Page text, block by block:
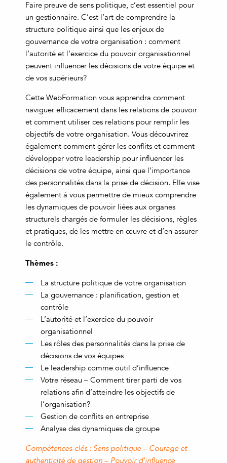
Faire preuve de sens politique, c’est essentiel pour
un gestionnaire. C’est l’art de comprendre la
structure politique ainsi que les enjeux de
gouvernance de votre organisation : comment
l’autorité et l’exercice du pouvoir organisationnel
peuvent influencer les décisions de votre équipe et
de vos supérieurs?
Cette WebFormation vous apprendra comment
naviguer efficacement dans les relations de pouvoir
et comment utiliser ces relations pour remplir les
objectifs de votre organisation. Vous découvrirez
également comment gérer les conflits et comment
développer votre leadership pour influencer les
décisions de votre équipe, ainsi que l’importance
des personnalités dans la prise de décision. Elle vise
également à vous permettre de mieux comprendre
les dynamiques de pouvoir liées aux organes
structurels chargés de formuler les décisions, règles
et pratiques, de les mettre en œuvre et d’en assurer
le contrôle.
Thèmes :
La structure politique de votre organisation
La gouvernance : planification, gestion et
contrôle
L’autorité et l’exercice du pouvoir
organisationnel
Les rôles des personnalités dans la prise de
décisions de vos équipes
Le leadership comme outil d’influence
Votre réseau – Comment tirer parti de vos
relations afin d’atteindre les objectifs de
l’organisation?
Gestion de conflits en entreprise
Analyse des dynamiques de groupe
Compétences-clés : Sens politique – Courage et
authenticité de gestion – Pouvoir d’influence